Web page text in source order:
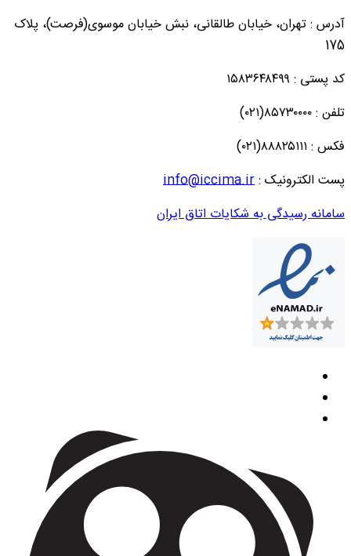
آدرس : تهران، خیابان طالقانی، نبش خیابان موسوی(فرصت)، پلاک
175
کد پستی : ۱۵۸۳۶۴۸۴۹۹
تلفن : ۸۵۷۳۰۰۰۰(۰۲۱)
فکس : ۸۸۸۲۵۱۱۱(۰۲۱)
پست الکترونیک :info@iccima.ir
سامانه رسیدگی به شکایات اتاق ایران